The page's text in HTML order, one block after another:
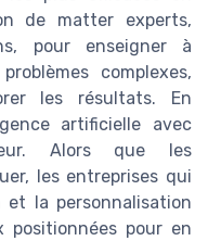
de matter experts,
pour enseigner à
complexes,
les résultats. En
artificielle avec
Alors que les
les entreprises qui
la personnalisation
pour en